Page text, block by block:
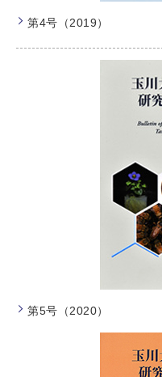
第4号（2019）
第5号（2020）